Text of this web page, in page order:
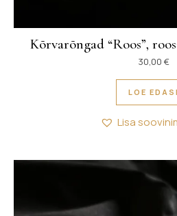
Kõrvarõngad “Roos”,
30,00 €
LOE EDASI
Lisa